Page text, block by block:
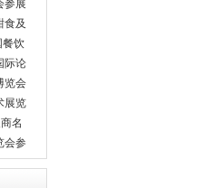
展商
参展
食及
餐饮
参展
际论
览会
展
展览
名
会参